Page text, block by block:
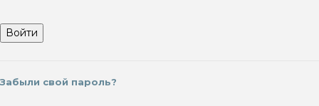
Забыли свой пароль?